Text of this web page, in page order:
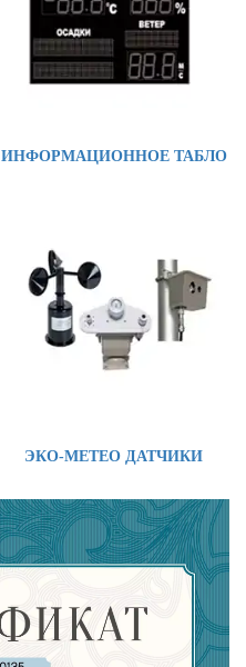
ИНФОРМАЦИОННОЕ ТАБЛО
ЭКО-МЕТЕО ДАТЧИКИ